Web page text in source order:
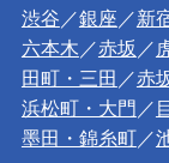
渋谷 ／銀座 ／新
六本木 ／赤坂 ／
田町・三田 ／赤
浜松町・大門 ／
墨田・錦糸町／